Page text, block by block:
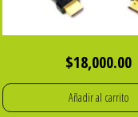
$18,000.00
Añadir al carrito